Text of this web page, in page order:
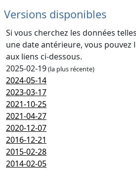
Versions disponibles
Si vous cherchez les données
une date antérieure, vous pouvez
aux liens ci-dessous.
2025-02-19(la plus récente)
2024-05-14
2023-03-17
2021-10-25
2021-04-27
2020-12-07
2016-12-21
2015-02-28
2014-02-05